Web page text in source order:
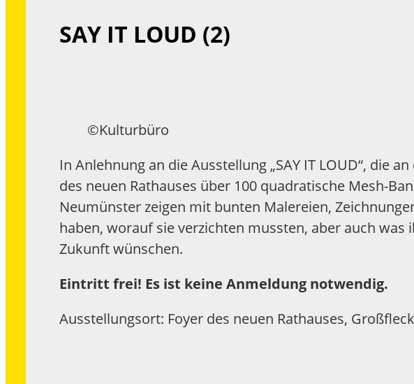
SAY IT LOUD (2)
©Kulturbüro
In Anlehnung an die Ausstellung „SAY IT LOUD“, die
des neuen Rathauses über 100 quadratische Mesh-
Neumünster zeigen mit bunten Malereien,
haben, worauf sie verzichten mussten, aber auch
Zukunft wünschen.
Eintritt frei! Es ist keine Anmeldung notwendig.
Ausstellungsort: Foyer des neuen Rathauses,